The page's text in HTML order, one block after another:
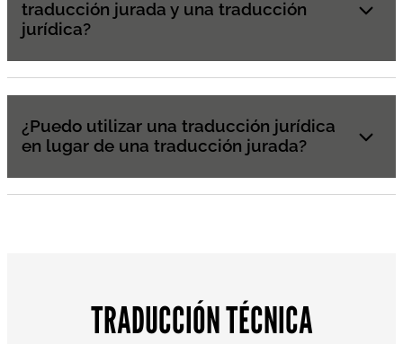
traducción jurada y una traducción
jurídica?
¿Puedo utilizar una traducción jurídica
en lugar de una traducción jurada?
TRADUCCIÓN TÉCNICA